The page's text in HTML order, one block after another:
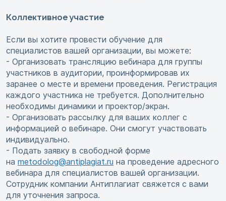
Коллективное участие
Если вы хотите провести обучение для
специалистов вашей организации, вы можете:
- Организовать трансляцию вебинара для группы
участников в аудитории, проинформировав их
заранее о месте и времени проведения. Регистрация
каждого участника не требуется. Дополнительно
необходимы динамики и проектор/экран.
- Организовать рассылку для ваших коллег с
информацией о вебинаре. Они смогут участвовать
индивидуально.
- Подать заявку в свободной форме
на metodolog@antiplagiat.ru на проведение адресного
вебинара для специалистов вашей организации.
Сотрудник компании Антиплагиат свяжется с вами
для уточнения запроса.